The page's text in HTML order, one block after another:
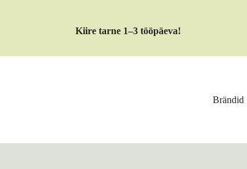
Kiire tarne 1–3 tööpäeva!
Brändid